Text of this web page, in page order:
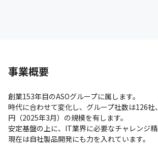
事業概要
創業153年目のASOグループに属します。
時代に合わせて変化し、グループ社数は126
円（2025年3月）の規模を有します。
安定基盤の上に、IT業界に必要なチャレンジ精
現在は自社製品開発にも力を入れています。